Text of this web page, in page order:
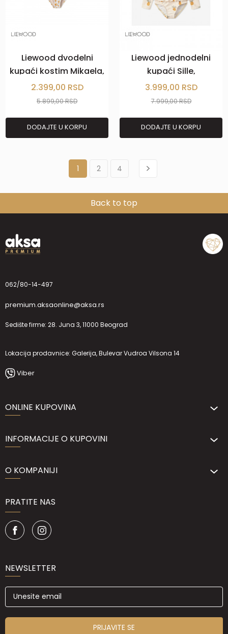
Liewood dvodelni
kupaći kostim Mikaela,
Hearts/San
2.399,00 RSD
5.899,00RSD
DODAJTE U KORPU
Liewood jednodelni
kupaći Sille,
Pineapples/CloudC
3.999,00 RSD
7.999,00RSD
DODAJTE U KORPU
1 2 4
Back to top
062/80-14-497
premium.aksaonline@aksa.rs
Sedište firme: 28. Juna 3, 11000 Beograd
Lokacija prodavnice: Galerija, Bulevar Vudroa Vilsona 14
Viber
ONLINE KUPOVINA
INFORMACIJE O KUPOVINI
O KOMPANIJI
PRATITE NAS
NEWSLETTER
PRIJAVITE SE